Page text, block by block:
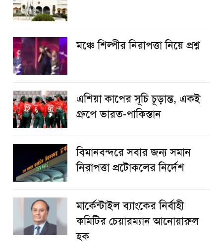
​মঞ্চে শিল্পীর নিরাপত্তা নিয়ে প্রশ্ন
এশিয়া কাপের সূচি চূড়ান্ত, একই
গ্রুপে ভারত-পাকিস্তান
বিমানবন্দরে সবার জন্য সমান
নিরাপত্তা প্রটোকলের নির্দেশ
মার্কেন্টাইল ব্যাংকের নির্বাহী
কমিটির চেয়ারম্যান আনোয়ারুল
হক